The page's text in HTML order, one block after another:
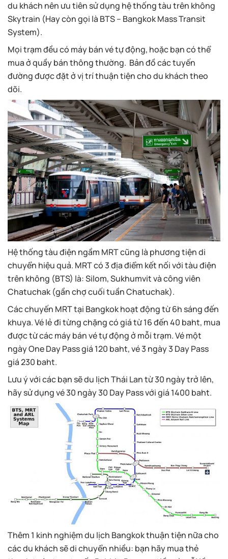
du khách nên ưu tiên sử dụng hệ thống tàu trên không
Skytrain (Hay còn gọi là BTS – Bangkok Mass Transit
System).
Mọi trạm đều có máy bán vé tự động, hoặc bạn có thể
mua ở quầy bán thông thường. Bản đồ các tuyến
đường được đặt ở vị trí thuận tiện cho du khách theo
dõi.
Hệ thống tàu điện ngầm MRT cũng là phương tiện di
chuyển hiệu quả. MRT có 3 địa điểm kết nối với tàu điện
trên không (BTS) là: Silom, Sukhumvit và công viên
Chatuchak (gần chợ cuối tuần Chatuchak).
Các chuyến MRT tại Bangkok hoạt động từ 6h sáng đến
khuya. Vé lẻ đi từng chặng có giá từ 16 đến 40 baht, mua
được từ các máy bán vé tự động ở mỗi trạm. Vé một
ngày One Day Pass giá 120 baht, vé 3 ngày 3 Day Pass
giá 230 baht.
Lưu ý với các bạn sẽ du lịch Thái Lan từ 30 ngày trở lên,
hãy sử dụng vé 30 ngày 30 Day Pass với giá 1400 baht.
Thêm 1 kinh nghiệm du lịch Bangkok thuận tiện nữa cho
các du khách sẽ di chuyển nhiều: bạn hãy mua thẻ